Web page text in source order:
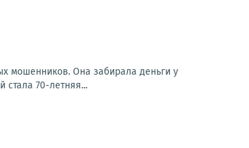
мошенников. Она забирала деньги у
70-летняя...